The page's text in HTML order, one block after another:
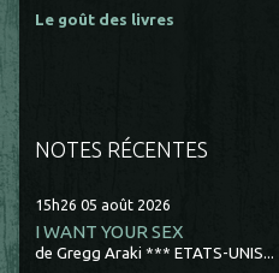
Le goût des livres
NOTES RÉCENTES
15h26 05 août 2026
I WANT YOUR SEX
de Gregg Araki *** ETATS-UNIS...